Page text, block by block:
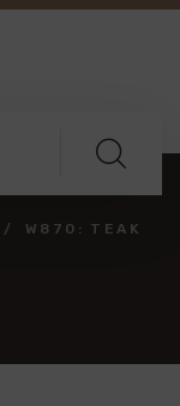
W870: TEAK